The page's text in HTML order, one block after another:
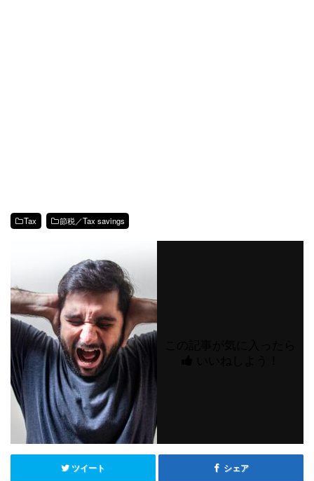
Tax 節税／Tax savings
ツイート シェア